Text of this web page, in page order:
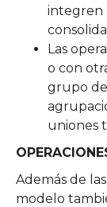
integren
Las
o con
grupo
uniones
Además de
modelo